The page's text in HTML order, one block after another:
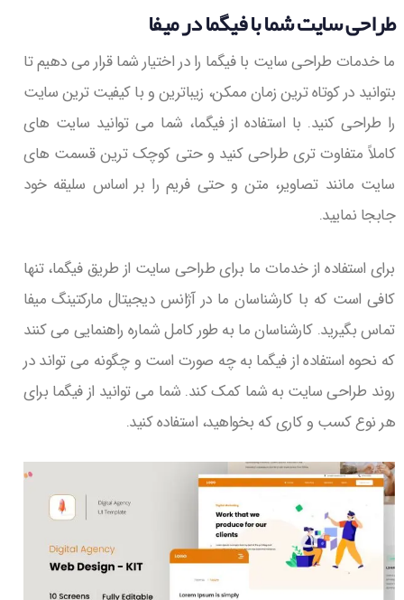
طراحی سایت شما با فیگما در میفا
ما خدمات طراحی سایت با فیگما را در اختیار شما قرار می دهیم تا
بتوانید در کوتاه ترین زمان ممکن، زیباترین و با کیفیت ترین سایت
را طراحی کنید. با استفاده از فیگما، شما می توانید سایت های
کاملاً متفاوت تری طراحی کنید و حتی کوچک ترین قسمت های
سایت مانند تصاویر، متن و حتی فریم را بر اساس سلیقه خود
جابجا نمایید.
برای استفاده از خدمات ما برای طراحی سایت از طریق فیگما، تنها
کافی است که با کارشناسان ما در آژانس دیجیتال مارکتینگ میفا
تماس بگیرید. کارشناسان ما به طور کامل شماره راهنمایی می کنند
که نحوه استفاده از فیگما به چه صورت است و چگونه می تواند در
روند طراحی سایت به شما کمک کند. شما می توانید از فیگما برای
هر نوع کسب و کاری که بخواهید، استفاده کنید.